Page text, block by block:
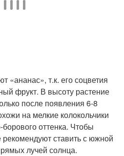
«ананас», т.к. его соцветия
фрукт. В высоту растение
после появления 6-8
на мелкие колокольчики
оттенка. Чтобы
рекомендуют ставить с южной
лучей солнца.